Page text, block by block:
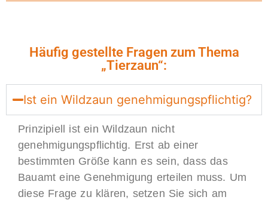
Häufig gestellte Fragen zum Thema
„Tierzaun“:
Ist ein Wildzaun genehmigungspflichtig?
Prinzipiell ist ein Wildzaun nicht
genehmigungspflichtig. Erst ab einer
bestimmten Größe kann es sein, dass das
Bauamt eine Genehmigung erteilen muss. Um
diese Frage zu klären, setzen Sie sich am